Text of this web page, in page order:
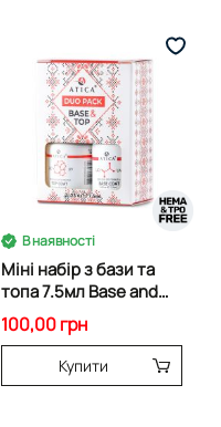
В наявності
Міні набір з бази та
топа 7.5мл Base and
Top Set 64895
100,00 грн
Купити